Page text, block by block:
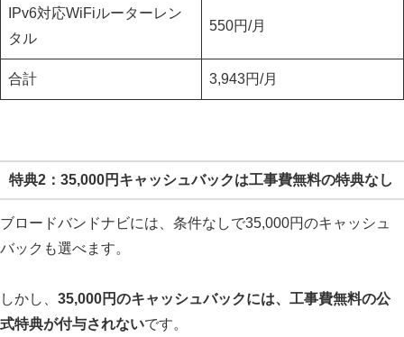
IPv6対応WiFiルーターレン
タル
550円/月
合計 3,943円/月
特典2：35,000円キャッシュバックは工事費無料の特典なし
ブロードバンドナビには、条件なしで35,000円のキャッシュ
バックも選べます。
しかし、 35,000円のキャッシュバックには、工事費無料の公
式特典が付与されないです。